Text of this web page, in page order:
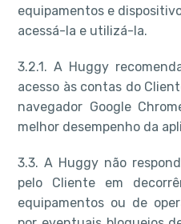
equipamentos e
acessá-la e utilizá-la.
3.2.1. A Huggy
acesso às contas do
navegador Google
melhor desempenho da
3.3. A Huggy não
pelo Cliente em
equipamentos ou de